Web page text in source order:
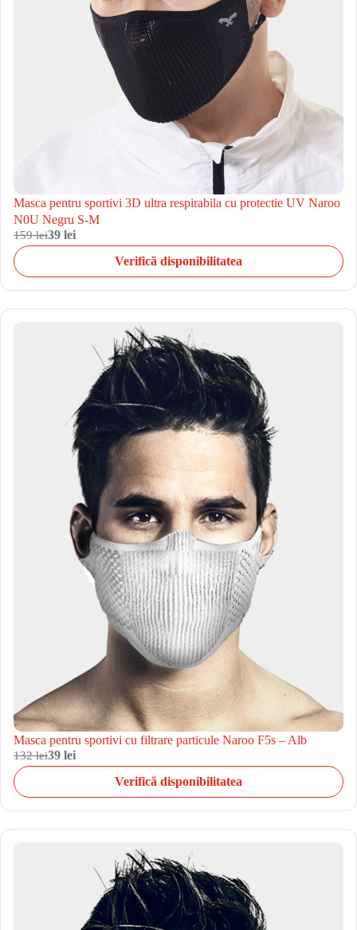
Masca pentru sportivi 3D ultra respirabila cu protectie UV Naroo
N0U Negru S-M
159 lei39 lei
Verifică disponibilitatea
Masca pentru sportivi cu filtrare particule Naroo F5s – Alb
132 lei39 lei
Verifică disponibilitatea